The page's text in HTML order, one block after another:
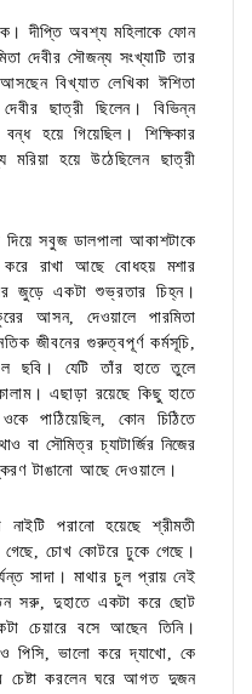
দীপ্তি অবশ্য মহিলাকে ফোন
দেবীর সৌজন্য সংখ্যাটি তার
বিখ্যাত লেখিকা ঈশিতা
ছাত্রী ছিলেন। বিভিন্ন
হয়ে গিয়েছিল। শিক্ষিকার
হয়ে উঠেছিলেন ছাত্রী
সবুজ ডালপালা আকাশটাকে
রাখা আছে বোধহয় মশার
জুড়ে একটা শুভ্রতার চিহ্ন।
আসন, দেওয়ালে পারমিতা
জীবনের গুরুত্বপূর্ণ কর্মসূচি,
ছবি। যেটি তাঁর হাতে তুলে
এছাড়া রয়েছে কিছু হাতে
পাঠিয়েছিল, কোন চিঠিতে
বা সৌমিত্র চ্যাটার্জির নিজের
টাঙানো আছে দেওয়ালে।
পরানো হয়েছে শ্রীমতী
চোখ কোটরে ঢুকে গেছে।
সাদা। মাথার চুল প্রায় নেই
সরু, দুহাতে একটা করে ছোট
চেয়ারে বসে আছেন তিনি।
ও পিসি, ভালো করে দ্যাখো, কে
চেষ্টা করলেন ঘরে আগত দুজন